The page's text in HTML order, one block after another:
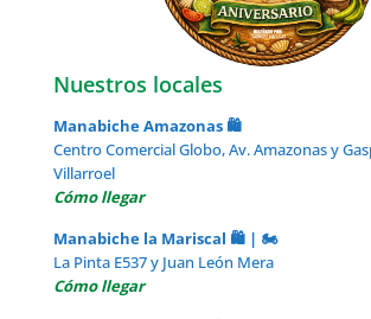
Nuestros locales
Manabiche Amazonas 🛍️
Centro Comercial Globo, Av. Amazonas y
Villarroel
Cómo llegar
Manabiche la Mariscal 🛍️ | 🏍️
La Pinta E537 y Juan León Mera
Cómo llegar